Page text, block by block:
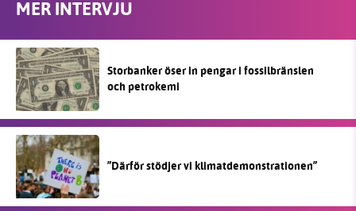
MER INTERVJU
Storbanker öser in pengar i fossilbränslen
och petrokemi
”Därför stödjer vi klimatdemonstrationen”